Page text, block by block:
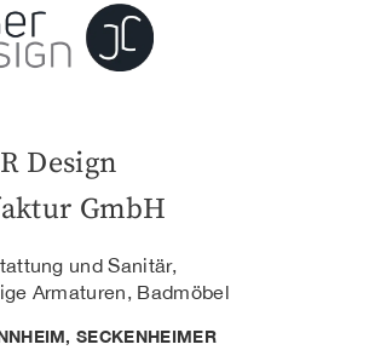
Design
GmbH
und Sanitär,
Armaturen, Badmöbel
SECKENHEIMER